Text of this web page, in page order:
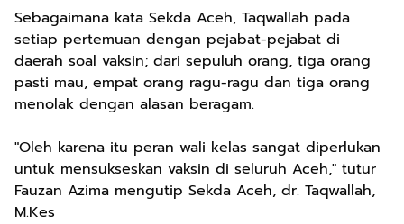
Sebagaimana kata Sekda Aceh, Taqwallah pada
setiap pertemuan dengan pejabat-pejabat di
daerah soal vaksin; dari sepuluh orang, tiga orang
pasti mau, empat orang ragu-ragu dan tiga orang
menolak dengan alasan beragam.
"Oleh karena itu peran wali kelas sangat diperlukan
untuk mensukseskan vaksin di seluruh Aceh," tutur
Fauzan Azima mengutip Sekda Aceh, dr. Taqwallah,
M.Kes